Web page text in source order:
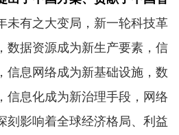
未有之大变局，新一轮科技革
数据资源成为新生产要素，信
信息网络成为新基础设施，数
信息化成为新治理手段，网络
刻影响着全球经济格局、利益